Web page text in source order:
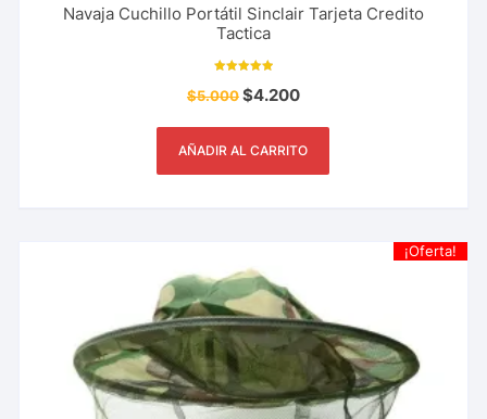
Navaja Cuchillo Portátil Sinclair Tarjeta Credito
Tactica
5.00
de 5
$5.000$4.200
AÑADIR AL CARRITO
¡Oferta!